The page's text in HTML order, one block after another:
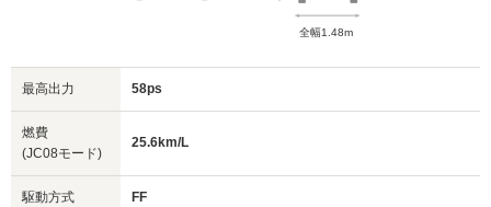
全幅1.48m
最高出力 58ps
燃費
(JC08モード)
25.6km/L
駆動方式 FF